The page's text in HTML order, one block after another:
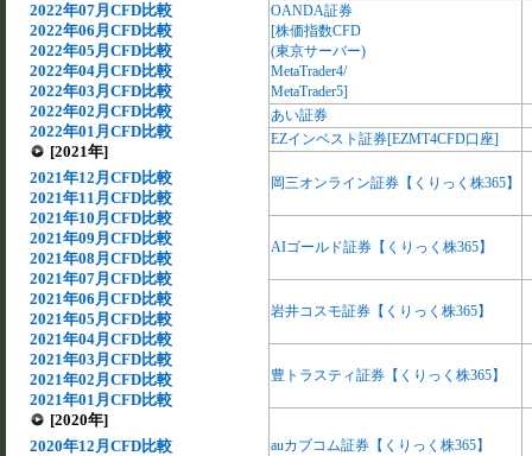
2022年07月CFD比較
2022年06月CFD比較
2022年05月CFD比較
2022年04月CFD比較
2022年03月CFD比較
2022年02月CFD比較
2022年01月CFD比較
[2021年]
2021年12月CFD比較
2021年11月CFD比較
2021年10月CFD比較
2021年09月CFD比較
2021年08月CFD比較
2021年07月CFD比較
2021年06月CFD比較
2021年05月CFD比較
2021年04月CFD比較
2021年03月CFD比較
2021年02月CFD比較
2021年01月CFD比較
[2020年]
2020年12月CFD比較
OANDA証券
[株価指数CFD
(東京サーバー)
MetaTrader4/
MetaTrader5]
あい証券
EZインベスト証券[EZMT4CFD口座]
岡三オンライン証券【くりっく株365】
AIゴールド証券【くりっく株365】
岩井コスモ証券【くりっく株365】
豊トラスティ証券【くりっく株365】
auカブコム証券【くりっく株365】